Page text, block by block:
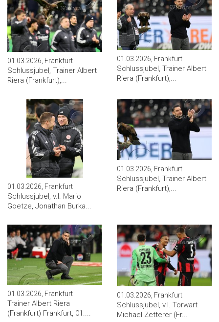
01.03.2026, Frankfurt
Schlussjubel, Trainer Albert
Riera (Frankfurt),...
01.03.2026, Frankfurt
Schlussjubel, Trainer Albert
Riera (Frankfurt),...
01.03.2026, Frankfurt
Schlussjubel, v.l. Mario
Goetze, Jonathan Burka...
01.03.2026, Frankfurt
Schlussjubel, Trainer Albert
Riera (Frankfurt),...
01.03.2026, Frankfurt
Trainer Albert Riera
(Frankfurt) Frankfurt, 01....
01.03.2026, Frankfurt
Schlussjubel, v.l. Torwart
Michael Zetterer (Fr...